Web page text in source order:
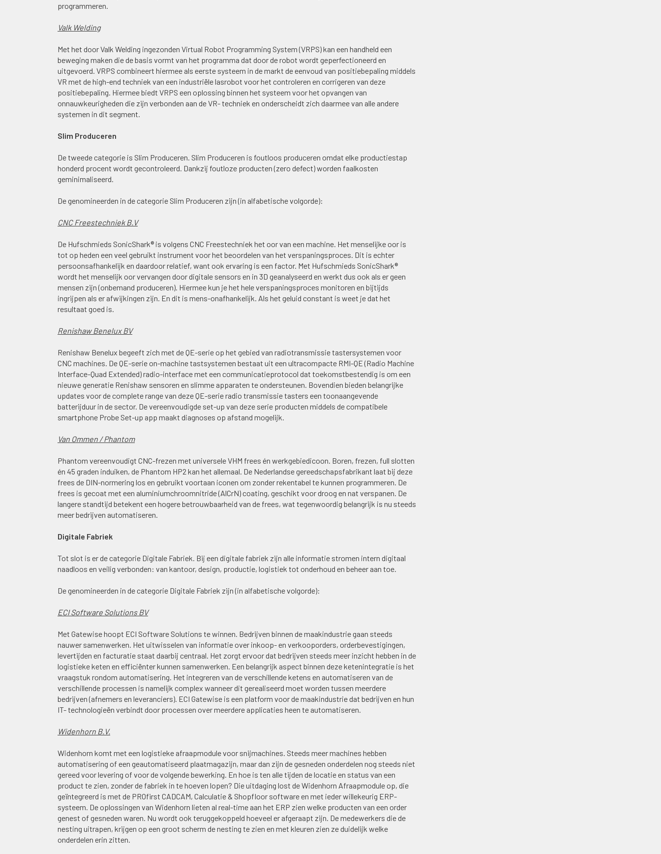
programmeren.
Valk Welding
Met het door Valk Welding ingezonden Virtual Robot Programming System (VRPS) kan een handheld een
beweging maken die de basis vormt van het programma dat door de robot wordt geperfectioneerd en
uitgevoerd. VRPS combineert hiermee als eerste systeem in de markt de eenvoud van positiebepaling middels
VR met de high-end techniek van een industriële lasrobot voor het controleren en corrigeren van deze
positiebepaling. Hiermee biedt VRPS een oplossing binnen het systeem voor het opvangen van
onnauwkeurigheden die zijn verbonden aan de VR- techniek en onderscheidt zich daarmee van alle andere
systemen in dit segment.
Slim Produceren
De tweede categorie is Slim Produceren. Slim Produceren is foutloos produceren omdat elke productiestap
honderd procent wordt gecontroleerd. Dankzij foutloze producten (zero defect) worden faalkosten
geminimaliseerd.
De genomineerden in de categorie Slim Produceren zijn (in alfabetische volgorde):
CNC Freestechniek B.V
De Hufschmieds SonicShark® is volgens CNC Freestechniek het oor van een machine. Het menselijke oor is
tot op heden een veel gebruikt instrument voor het beoordelen van het verspaningsproces. Dit is echter
persoonsafhankelijk en daardoor relatief, want ook ervaring is een factor. Met Hufschmieds SonicShark®
wordt het menselijk oor vervangen door digitale sensors en in 3D geanalyseerd en werkt dus ook als er geen
mensen zijn (onbemand produceren). Hiermee kun je het hele verspaningsproces monitoren en bijtijds
ingrijpen als er afwijkingen zijn. En dit is mens-onafhankelijk. Als het geluid constant is weet je dat het
resultaat goed is.
Renishaw Benelux BV
Renishaw Benelux begeeft zich met de QE-serie op het gebied van radiotransmissie tastersystemen voor
CNC machines. De QE-serie on-machine tastsystemen bestaat uit een ultracompacte RMI-QE (Radio Machine
Interface-Quad Extended) radio-interface met een communicatieprotocol dat toekomstbestendig is om een
nieuwe generatie Renishaw sensoren en slimme apparaten te ondersteunen. Bovendien bieden belangrijke
updates voor de complete range van deze QE-serie radio transmissie tasters een toonaangevende
batterijduur in de sector. De vereenvoudigde set-up van deze serie producten middels de compatibele
smartphone Probe Set-up app maakt diagnoses op afstand mogelijk.
Van Ommen / Phantom
Phantom vereenvoudigt CNC-frezen met universele VHM frees én werkgebiedicoon. Boren, frezen, full slotten
én 45 graden induiken, de Phantom HP2 kan het allemaal. De Nederlandse gereedschapsfabrikant laat bij deze
frees de DIN-normering los en gebruikt voortaan iconen om zonder rekentabel te kunnen programmeren. De
frees is gecoat met een aluminiumchroomnitride (AlCrN) coating, geschikt voor droog en nat verspanen. De
langere standtijd betekent een hogere betrouwbaarheid van de frees, wat tegenwoordig belangrijk is nu steeds
meer bedrijven automatiseren.
Digitale Fabriek
Tot slot is er de categorie Digitale Fabriek. Bij een digitale fabriek zijn alle informatie stromen intern digitaal
naadloos en veilig verbonden: van kantoor, design, productie, logistiek tot onderhoud en beheer aan toe.
De genomineerden in de categorie Digitale Fabriek zijn (in alfabetische volgorde):
ECI Software Solutions BV
Met Gatewise hoopt ECI Software Solutions te winnen. Bedrijven binnen de maakindustrie gaan steeds
nauwer samenwerken. Het uitwisselen van informatie over inkoop- en verkooporders, orderbevestigingen,
levertijden en facturatie staat daarbij centraal. Het zorgt ervoor dat bedrijven steeds meer inzicht hebben in de
logistieke keten en efficiënter kunnen samenwerken. Een belangrijk aspect binnen deze ketenintegratie is het
vraagstuk rondom automatisering. Het integreren van de verschillende ketens en automatiseren van de
verschillende processen is namelijk complex wanneer dit gerealiseerd moet worden tussen meerdere
bedrijven (afnemers en leveranciers). ECI Gatewise is een platform voor de maakindustrie dat bedrijven en hun
IT- technologieën verbindt door processen over meerdere applicaties heen te automatiseren.
Widenhorn B.V.
Widenhorn komt met een logistieke afraapmodule voor snijmachines. Steeds meer machines hebben
automatisering of een geautomatiseerd plaatmagazijn, maar dan zijn de gesneden onderdelen nog steeds niet
gereed voor levering of voor de volgende bewerking. En hoe is ten alle tijden de locatie en status van een
product te zien, zonder de fabriek in te hoeven lopen? Die uitdaging lost de Widenhorn Afraapmodule op, die
geïntegreerd is met de PROfirst CADCAM, Calculatie & Shopfloor software en met ieder willekeurig ERP-
systeem. De oplossingen van Widenhorn lieten al real-time aan het ERP zien welke producten van een order
genest of gesneden waren. Nu wordt ook teruggekoppeld hoeveel er afgeraapt zijn. De medewerkers die de
nesting uitrapen, krijgen op een groot scherm de nesting te zien en met kleuren zien ze duidelijk welke
onderdelen erin zitten.